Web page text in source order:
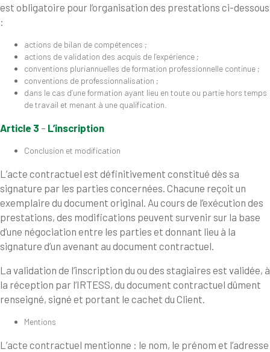
est obligatoire pour l’organisation des prestations ci-dessous
:
actions de bilan de compétences ;
actions de validation des acquis de l’expérience ;
conventions pluriannuelles de formation professionnelle continue ;
conventions de professionnalisation ;
dans le cas d’une formation ayant lieu en toute ou partie hors temps
de travail et menant à une qualification.
Article 3 – L’inscription
Conclusion et modification
L’acte contractuel est définitivement constitué dès sa
signature par les parties concernées. Chacune reçoit un
exemplaire du document original. Au cours de l’exécution des
prestations, des modifications peuvent survenir sur la base
d’une négociation entre les parties et donnant lieu à la
signature d’un avenant au document contractuel.
La validation de l’inscription du ou des stagiaires est validée, à
la réception par l’IRTESS, du document contractuel dûment
renseigné, signé et portant le cachet du Client.
Mentions
L’acte contractuel mentionne : le nom, le prénom et l’adresse